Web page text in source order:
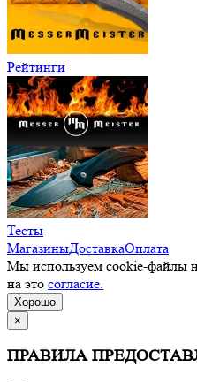
Рейтинги
Тесты
МагазиныДоставкаОплата
Мы используем cookie-файлы
на это согласие.
Хорошо
×
ПРАВИЛА